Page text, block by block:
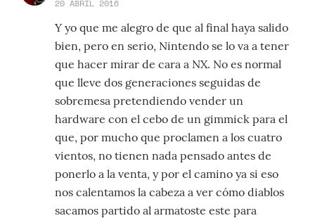
20 ABRIL 2016
Y yo que me alegro de que al final haya salido
bien, pero en serio, Nintendo se lo va a tener
que hacer mirar de cara a NX. No es normal
que lleve dos generaciones seguidas de
sobremesa pretendiendo vender un
hardware con el cebo de un gimmick para el
que, por mucho que proclamen a los cuatro
vientos, no tienen nada pensado antes de
ponerlo a la venta, y por el camino ya si eso
nos calentamos la cabeza a ver cómo diablos
sacamos partido al armatoste este para